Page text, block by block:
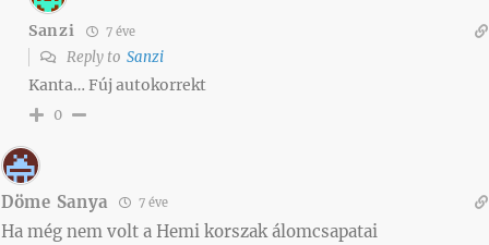
Sanzi 7 éve
Reply to Sanzi
Kanta… Fúj autokorrekt
0
Döme Sanya 7 éve
Ha még nem volt a Hemi korszak álomcsapatai